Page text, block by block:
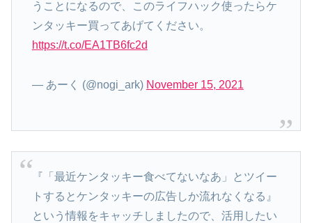
うことになるので、このライフハック使ったらケ
ンタッキー買ってあげてください。
https://t.co/EA1TB6fc2d
— あーく (@nogi_ark) November 15, 2021
『「最近ケンタッキー食べてないなあ」とツイー
トするとケンタッキーの広告しか流れなくなる』
という情報をキャッチしましたので、活用したい